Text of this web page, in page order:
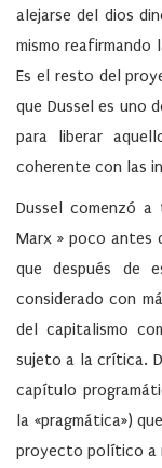
alejarse del dios
mismo reafirmando
Es el resto del
que Dussel es uno
para liberar
coherente con las
Dussel comenzó
Marx » poco antes
que después de
considerado con
del capitalismo
sujeto a la crítica.
capítulo
la «pragmática»)
proyecto político a